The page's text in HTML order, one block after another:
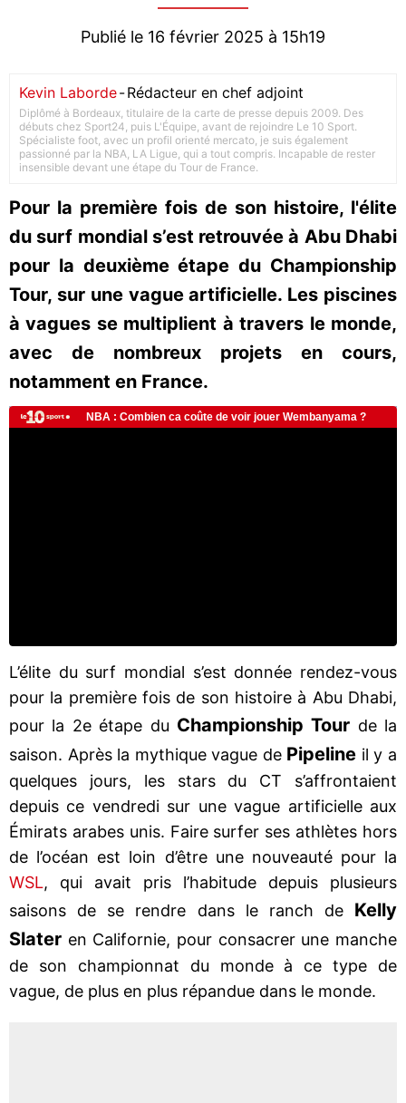
Publié le 16 février 2025 à 15h19
Kevin Laborde-Rédacteur en chef adjoint
Diplômé à Bordeaux, titulaire de la carte de presse depuis 2009. Des
débuts chez Sport24, puis L'Équipe, avant de rejoindre Le 10 Sport.
Spécialiste foot, avec un profil orienté mercato, je suis également
passionné par la NBA, LA Ligue, qui a tout compris. Incapable de rester
insensible devant une étape du Tour de France.
Pour la première fois de son histoire, l'élite
du surf mondial s’est retrouvée à Abu Dhabi
pour la deuxième étape du Championship
Tour, sur une vague artificielle. Les piscines
à vagues se multiplient à travers le monde,
avec de nombreux projets en cours,
notamment en France.
L’élite du surf mondial s’est donnée rendez-vous
pour la première fois de son histoire à Abu Dhabi,
pour la 2e étape du Championship Tour de la
saison. Après la mythique vague de Pipeline il y a
quelques jours, les stars du CT s’affrontaient
depuis ce vendredi sur une vague artificielle aux
Émirats arabes unis. Faire surfer ses athlètes hors
de l’océan est loin d’être une nouveauté pour la
WSL, qui avait pris l’habitude depuis plusieurs
saisons de se rendre dans le ranch de Kelly
Slater en Californie, pour consacrer une manche
de son championnat du monde à ce type de
vague, de plus en plus répandue dans le monde.